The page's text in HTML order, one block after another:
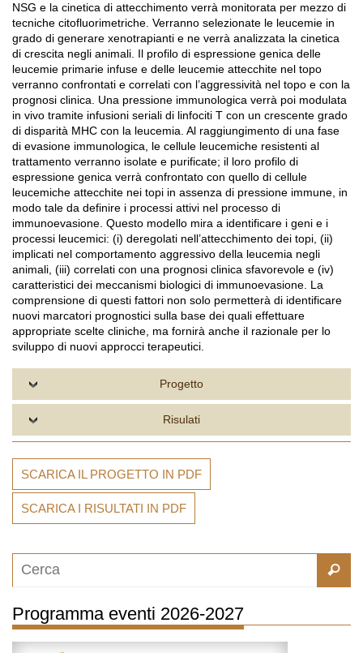
NSG e la cinetica di attecchimento verrà monitorata per mezzo di
tecniche citofluorimetriche. Verranno selezionate le leucemie in
grado di generare xenotrapianti e ne verrà analizzata la cinetica
di crescita negli animali. Il profilo di espressione genica delle
leucemie primarie infuse e delle leucemie attecchite nel topo
verranno confrontati e correlati con l’aggressività nel topo e con la
prognosi clinica. Una pressione immunologica verrà poi modulata
in vivo tramite infusioni seriali di linfociti T con un crescente grado
di disparità MHC con la leucemia. Al raggiungimento di una fase
di evasione immunologica, le cellule leucemiche resistenti al
trattamento verranno isolate e purificate; il loro profilo di
espressione genica verrà confrontato con quello di cellule
leucemiche attecchite nei topi in assenza di pressione immune, in
modo tale da definire i processi attivi nel processo di
immunoevasione. Questo modello mira a identificare i geni e i
processi leucemici: (i) deregolati nell’attecchimento dei topi, (ii)
implicati nel comportamento aggressivo della leucemia negli
animali, (iii) correlati con una prognosi clinica sfavorevole e (iv)
caratteristici dei meccanismi biologici di immunoevasione. La
comprensione di questi fattori non solo permetterà di identificare
nuovi marcatori prognostici sulla base dei quali effettuare
appropriate scelte cliniche, ma fornirà anche il razionale per lo
sviluppo di nuovi approcci terapeutici.
Progetto
Risulati
SCARICA IL PROGETTO IN PDF
SCARICA I RISULTATI IN PDF
Programma eventi 2026-2027